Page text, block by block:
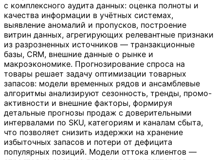
с комплексного аудита данных: оценка полноты и
качества информации в учётных системах,
выявление аномалий и пропусков, построение
витрин данных, агрегирующих релевантные признаки
из разрозненных источников — транзакционные
базы, CRM, внешние данные о рынке и
макроэкономике. Прогнозирование спроса на
товары решает задачу оптимизации товарных
запасов: модели временных рядов и ансамблевые
алгоритмы анализируют сезонность, тренды, промо-
активности и внешние факторы, формируя
детальные прогнозы продаж с доверительными
интервалами по SKU, категориям и каналам сбыта,
что позволяет снизить издержки на хранение
избыточных запасов и потери от дефицита
популярных позиций. Модели оттока клиентов —